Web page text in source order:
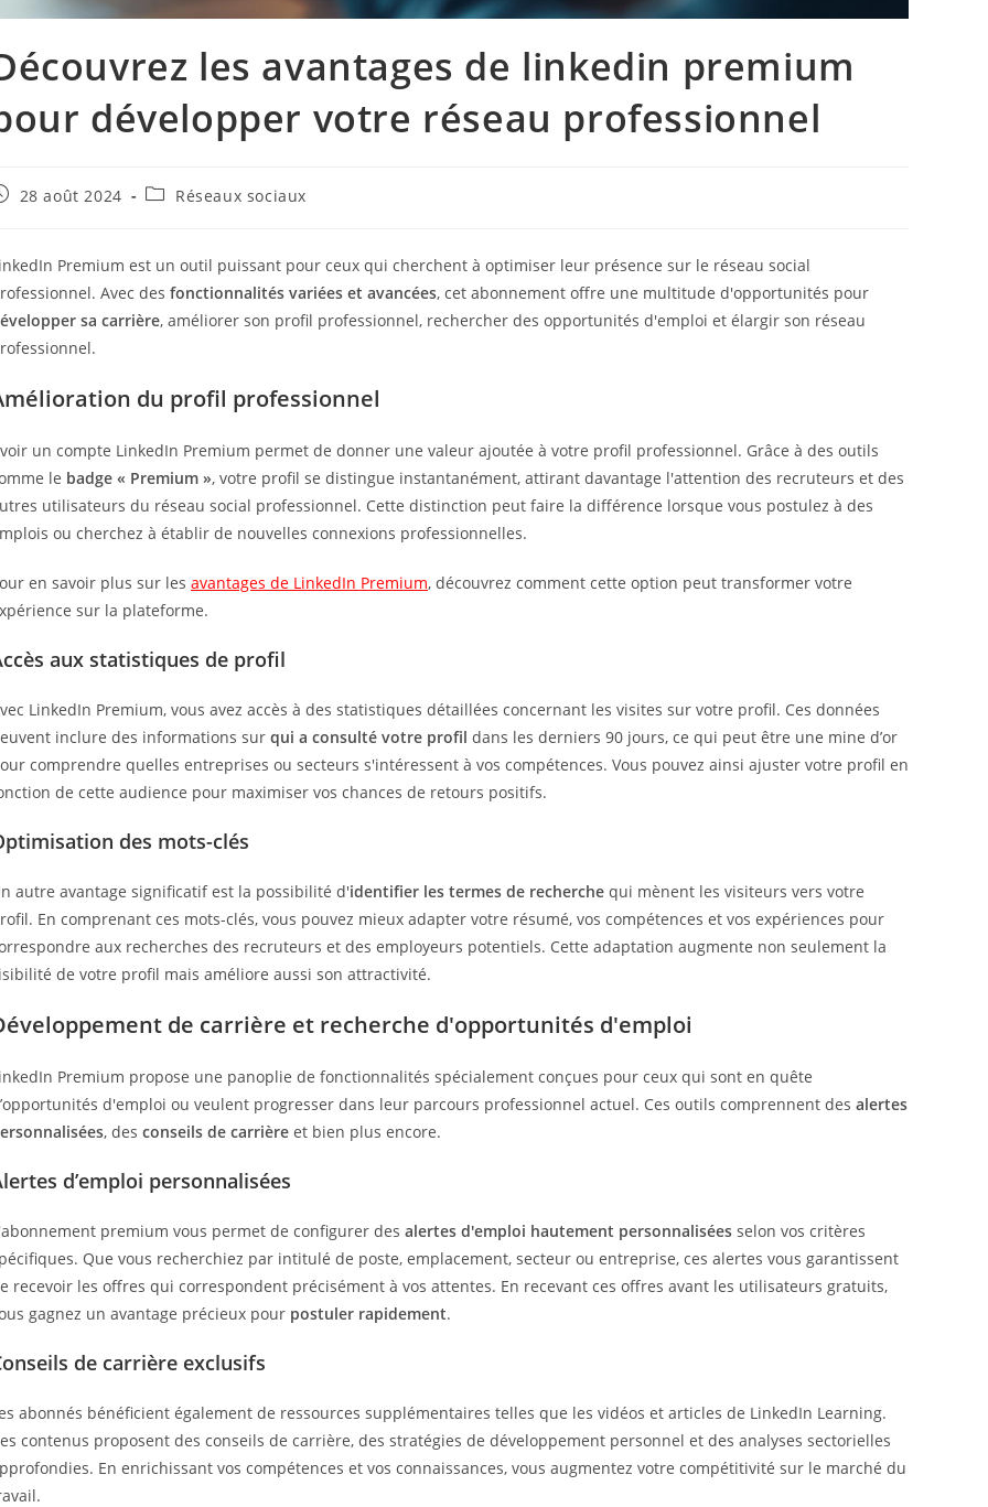
les avantages de linkedin premium
développer votre réseau professionnel
28 août 2024
PostRéseaux sociaux
Premium est un outil puissant pour ceux qui cherchent à optimiser leur présence sur le réseau social
Avec des fonctionnalités variées et avancées, cet abonnement offre une multitude d'opportunités pour
sa carrière, améliorer son profil professionnel, rechercher des opportunités d'emploi et élargir son réseau
du profil professionnel
un compte LinkedIn Premium permet de donner une valeur ajoutée à votre profil professionnel. Grâce à des outils
le badge « Premium », votre profil se distingue instantanément, attirant davantage l'attention des recruteurs et des
utilisateurs du réseau social professionnel. Cette distinction peut faire la différence lorsque vous postulez à des
ou cherchez à établir de nouvelles connexions professionnelles.
en savoir plus sur les avantages de LinkedIn Premium, découvrez comment cette option peut transformer votre
sur la plateforme.
aux statistiques de profil
LinkedIn Premium, vous avez accès à des statistiques détaillées concernant les visites sur votre profil. Ces données
inclure des informations sur qui a consulté votre profil dans les derniers 90 jours, ce qui peut être une mine d’or
comprendre quelles entreprises ou secteurs s'intéressent à vos compétences. Vous pouvez ainsi ajuster votre profil en
de cette audience pour maximiser vos chances de retours positifs.
des mots-clés
autre avantage significatif est la possibilité d'identifier les termes de recherche qui mènent les visiteurs vers votre
En comprenant ces mots-clés, vous pouvez mieux adapter votre résumé, vos compétences et vos expériences pour
aux recherches des recruteurs et des employeurs potentiels. Cette adaptation augmente non seulement la
de votre profil mais améliore aussi son attractivité.
de carrière et recherche d'opportunités d'emploi
Premium propose une panoplie de fonctionnalités spécialement conçues pour ceux qui sont en quête
d'emploi ou veulent progresser dans leur parcours professionnel actuel. Ces outils comprennent des alertes
, des conseils de carrière et bien plus encore.
d’emploi personnalisées
premium vous permet de configurer des alertes d'emploi hautement personnalisées selon vos critères
Que vous recherchiez par intitulé de poste, emplacement, secteur ou entreprise, ces alertes vous garantissent
recevoir les offres qui correspondent précisément à vos attentes. En recevant ces offres avant les utilisateurs gratuits,
gagnez un avantage précieux pour postuler rapidement.
de carrière exclusifs
abonnés bénéficient également de ressources supplémentaires telles que les vidéos et articles de LinkedIn Learning.
contenus proposent des conseils de carrière, des stratégies de développement personnel et des analyses sectorielles
En enrichissant vos compétences et vos connaissances, vous augmentez votre compétitivité sur le marché du